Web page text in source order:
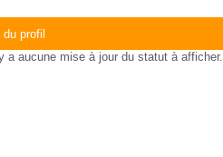
du profil
a aucune mise à jour du statut à afficher.